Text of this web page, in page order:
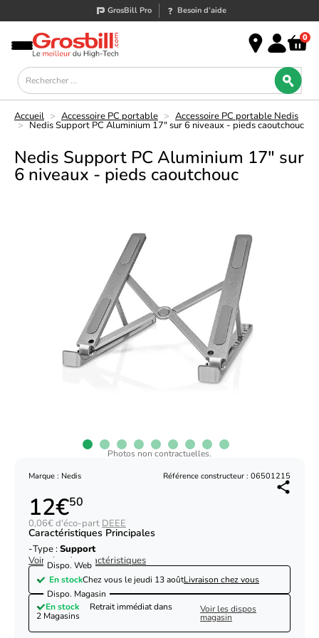
GrosBill Pro Besoin d’aide
0
Accueil > Accessoire PC portable > Accessoire PC portable Nedis
> Nedis Support PC Aluminium 17" sur 6 niveaux - pieds caoutchouc
Nedis Support PC Aluminium 17" sur
6 niveaux - pieds caoutchouc
Photos non contractuelles.
Marque : Nedis Référence constructeur : 06501215
12€50
0,06€ d'éco-part DEEE
Caractéristiques Principales
Type :Support
Voir plus de caractéristiques
Dispo. Web
En stockChez vous le jeudi 13 aoûtLivraison chez vous
Dispo. Magasin
En stock
Retrait immédiat dans
2 Magasins
Voir les dispos
magasin